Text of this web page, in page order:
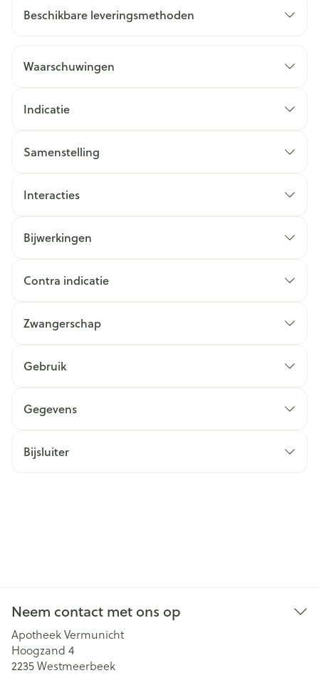
Beschikbare leveringsmethoden
Waarschuwingen
Indicatie
Samenstelling
Interacties
Bijwerkingen
Contra indicatie
Zwangerschap
Gebruik
Gegevens
Bijsluiter
Neem contact met ons op
Apotheek Vermunicht
Hoogzand 4
2235Westmeerbeek